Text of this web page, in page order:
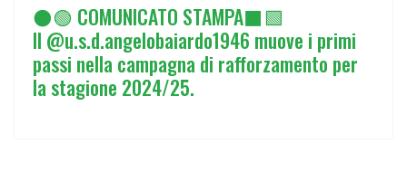
⚫🟢 COMUNICATO STAMPA⬛🟩
Il @u.s.d.angelobaiardo1946 muove i primi
passi nella campagna di rafforzamento per
la stagione 2024/25.